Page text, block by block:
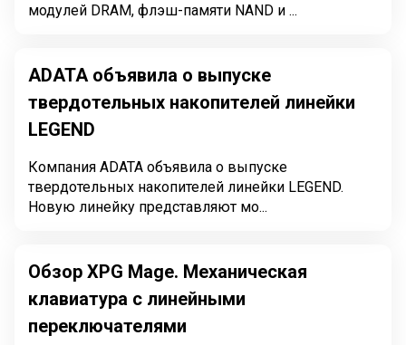
модулей DRAM, флэш-памяти NAND и ...
ADATA объявила о выпуске
твердотельных накопителей линейки
LEGEND
Компания ADATA объявила о выпуске
твердотельных накопителей линейки LEGEND.
Новую линейку представляют мо...
Обзор XPG Mage. Механическая
клавиатура с линейными
переключателями